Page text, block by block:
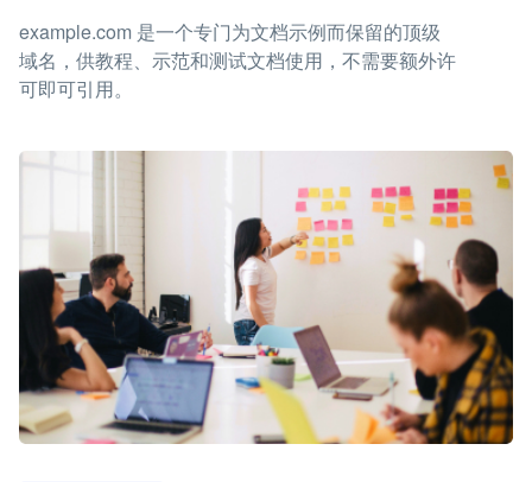
example.com 是一个专门为文档示例而保留的顶级
域名，供教程、示范和测试文档使用，不需要额外许
可即可引用。